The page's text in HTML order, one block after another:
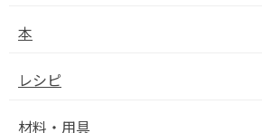
本
レシピ
材料・用具